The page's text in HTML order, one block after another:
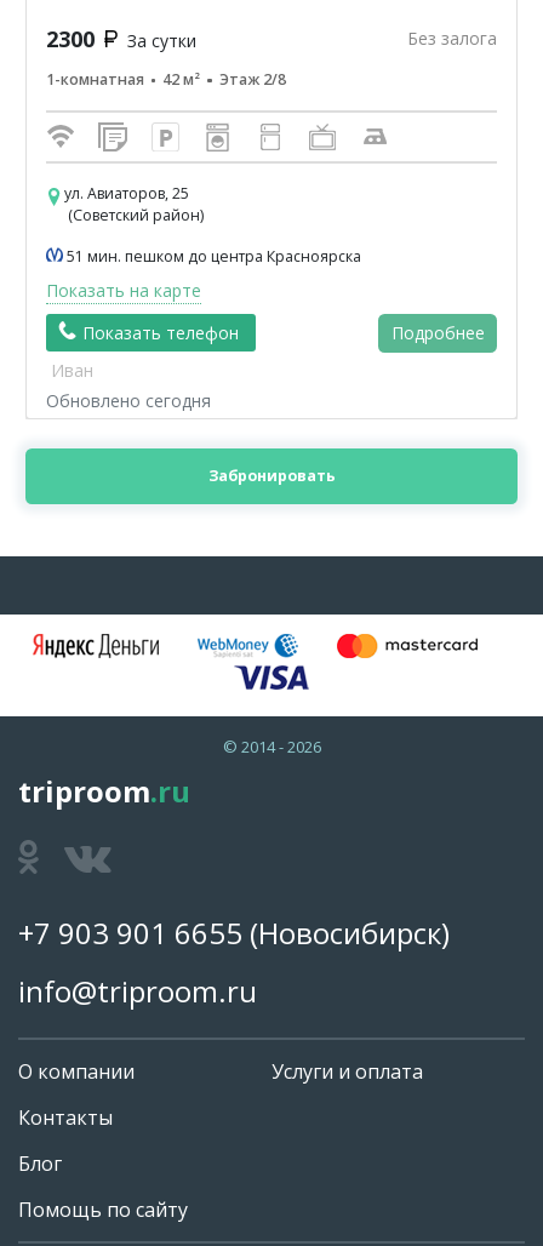
2300 За сутки Без залога
1-комнатная 42 м² Этаж 2/8
ул. Авиаторов, 25
(Советский район)
51 мин. пешком до центра Красноярска
Показать на карте
Показать телефон
Подробнее
Иван
Обновлено сегодня
Забронировать
© 2014 - 2026
triproom.ru
+7 903 901 6655 (Новосибирск)
info@triproom.ru
О компании
Контакты
Блог
Помощь по сайту
Услуги и оплата